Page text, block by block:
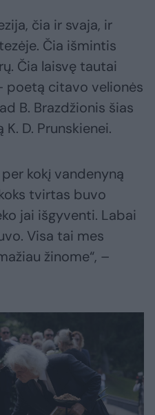
čia ir svaja, ir
Čia išmintis
Čia laisvę tautai
poetą citavo velionės
B. Brazdžionis šias
D. Prunskienei.
kokį vandenyną
tvirtas buvo
jai išgyventi. Labai
Visa tai mes
žinome“, –